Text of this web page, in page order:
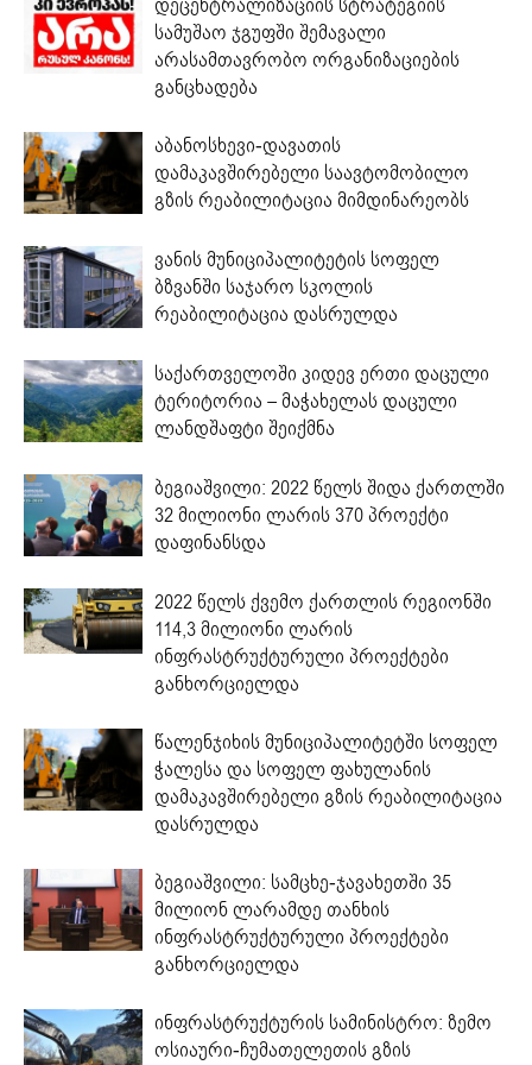
სამუშაო ჯგუფში შემავალი
არასამთავრობო ორგანიზაციების
განცხადება
აბანოსხევი-დავათის
დამაკავშირებელი საავტომობილო
გზის რეაბილიტაცია მიმდინარეობს
ვანის მუნიციპალიტეტის სოფელ
ბზვანში საჯარო სკოლის
რეაბილიტაცია დასრულდა
საქართველოში კიდევ ერთი დაცული
ტერიტორია – მაჭახელას დაცული
ლანდშაფტი შეიქმნა
ბეგიაშვილი: 2022 წელს შიდა ქართლში
32 მილიონი ლარის 370 პროექტი
დაფინანსდა
2022 წელს ქვემო ქართლის რეგიონში
114,3 მილიონი ლარის
ინფრასტრუქტურული პროექტები
განხორციელდა
წალენჯიხის მუნიციპალიტეტში სოფელ
ჭალესა და სოფელ ფახულანის
დამაკავშირებელი გზის რეაბილიტაცია
დასრულდა
ბეგიაშვილი: სამცხე-ჯავახეთში 35
მილიონ ლარამდე თანხის
ინფრასტრუქტურული პროექტები
განხორციელდა
ინფრასტრუქტურის სამინისტრო: ზემო
ოსიაური-ჩუმათელეთის გზის